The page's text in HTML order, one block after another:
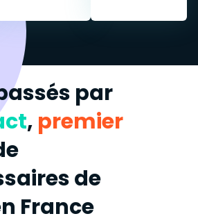
par
, premier
de
France